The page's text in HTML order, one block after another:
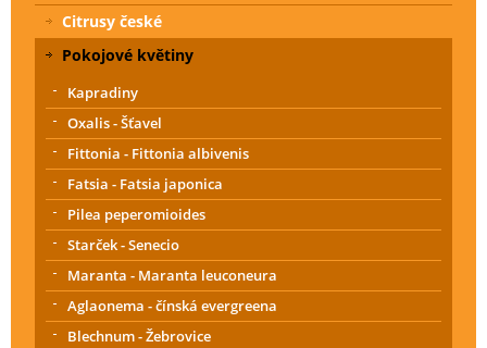
Citrusy české
Pokojové květiny
Kapradiny
Oxalis - Šťavel
Fittonia - Fittonia albivenis
Fatsia - Fatsia japonica
Pilea peperomioides
Starček - Senecio
Maranta - Maranta leuconeura
Aglaonema - čínská evergreena
Blechnum - Žebrovice